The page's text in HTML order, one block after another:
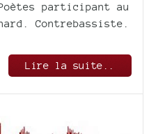
participant au
Contrebassiste.
Lire la suite..